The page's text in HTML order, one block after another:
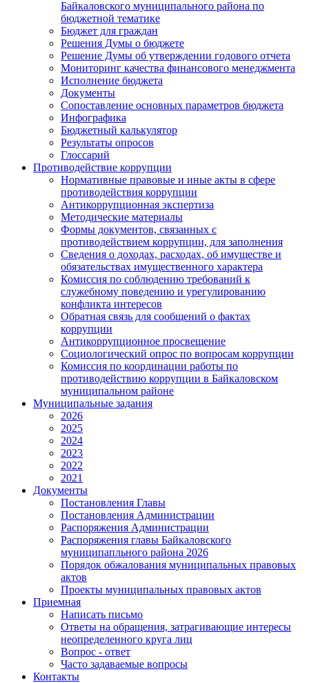
Байкаловского муниципального района по
бюджетной тематике
Бюджет для граждан
Решения Думы о бюджете
Решение Думы об утверждении годового отчета
Мониторинг качества финансового менеджмента
Исполнение бюджета
Документы
Сопоставление основных параметров бюджета
Инфографика
Бюджетный калькулятор
Результаты опросов
Глоссарий
Противодействие коррупции
Нормативные правовые и иные акты в сфере
противодействия коррупции
Антикоррупционная экспертиза
Методические материалы
Формы документов, связанных с
противодействием коррупции, для заполнения
Сведения о доходах, расходах, об имуществе и
обязательствах имущественного характера
Комиссия по соблюдению требований к
служебному поведению и урегулированию
конфликта интересов
Обратная связь для сообщений о фактах
коррупции
Антикоррупционное просвещение
Социологический опрос по вопросам коррупции
Комиссия по координации работы по
противодействию коррупции в Байкаловском
муниципальном районе
Муниципальные задания
2026
2025
2024
2023
2022
2021
Документы
Постановления Главы
Постановления Администрации
Распоряжения Администрации
Распоряжения главы Байкаловского
муниципапльного района 2026
Порядок обжалования муниципальных правовых
актов
Проекты муниципальных правовых актов
Приемная
Написать письмо
Ответы на обращения, затрагивающие интересы
неопределенного круга лиц
Вопрос - ответ
Часто задаваемые вопросы
Контакты